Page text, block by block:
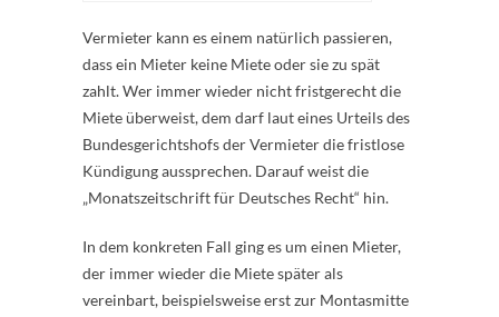
Vermieter kann es einem natürlich passieren,
dass ein Mieter keine Miete oder sie zu spät
zahlt. Wer immer wieder nicht fristgerecht die
Miete überweist, dem darf laut eines Urteils des
Bundesgerichtshofs der Vermieter die fristlose
Kündigung aussprechen. Darauf weist die
„Monatszeitschrift für Deutsches Recht“ hin.
In dem konkreten Fall ging es um einen Mieter,
der immer wieder die Miete später als
vereinbart, beispielsweise erst zur Montasmitte